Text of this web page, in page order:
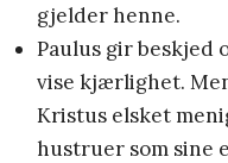
gjelder henne.
Paulus gir beskjed
vise kjærlighet.
Kristus elsket
hustruer som sine